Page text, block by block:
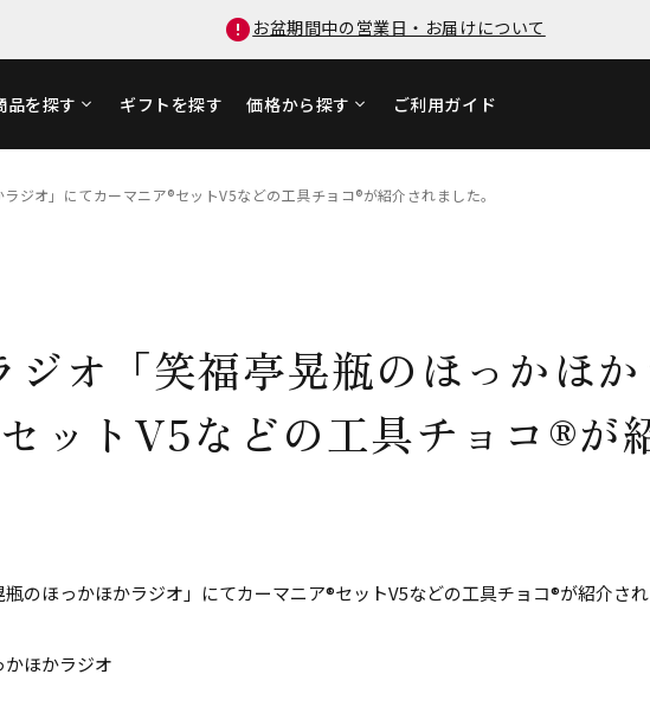
お盆期間中の営業日・お届けについて
品を探す ギフトを探す 価格から探す ご利用ガイド
ジオ」にてカーマニア®セットV5などの工具チョコ®が紹介されました。
オ「笑福亭晃瓶のほっかほ
ットV5などの工具チョコ®が
のほっかほかラジオ」にてカーマニア®セットV5などの工具チョコ®が紹介され
ほかラジオ